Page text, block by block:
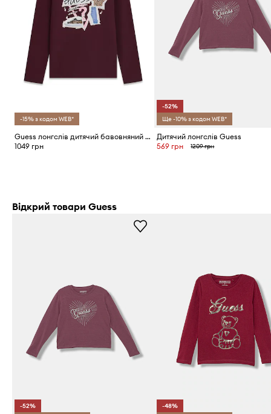
-15% з кодом WEB*
Guess лонгслів дитячий бавовняний з еластаном
1049 грн
-52%
Ще -10% з кодом WEB*
Дитячий лонгслів Guess
569 грн
1209 грн
Відкрий товари Guess
-52%
-48%